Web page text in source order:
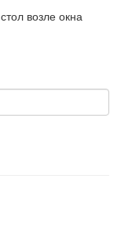
возле окна